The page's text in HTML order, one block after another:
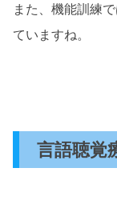
また、機能訓練
ていますね。
言語聴覚